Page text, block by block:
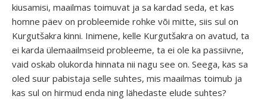
kiusamisi, maailmas toimuvat ja sa kardad seda, et kas
homne päev on probleemide rohke või mitte, siis sul on
Kurgutšakra kinni. Inimene, kelle Kurgutšakra on avatud, ta
ei karda ülemaailmseid probleeme, ta ei ole ka passiivne,
vaid oskab olukorda hinnata nii nagu see on. Seega, kas sa
oled suur pabistaja selle suhtes, mis maailmas toimub ja
kas sul on hirmud enda ning lähedaste elude suhtes?